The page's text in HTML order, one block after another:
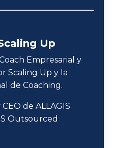
Up
Empresarial y
Scaling Up y la
de Coaching.
de ALLAGIS
Outsourced